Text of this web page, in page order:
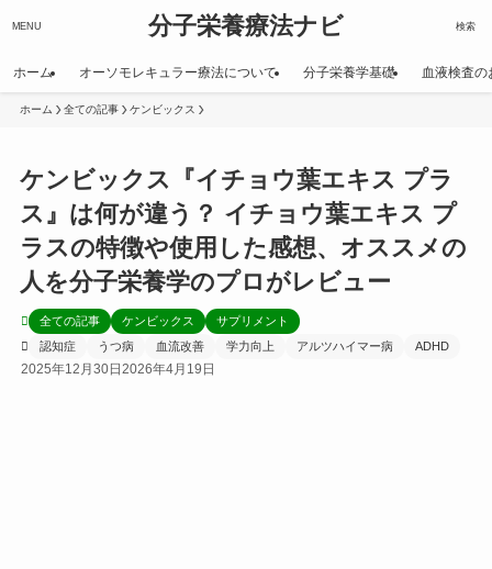
分子栄養療法ナビ 検索
MENU
ホーム オーソモレキュラー療法について 分子栄養学基礎 血液検査の
ホーム 全ての記事 ケンビックス
ケンビックス『イチョウ葉エキス プラ
ス』は何が違う？ イチョウ葉エキス プ
ラスの特徴や使用した感想、オススメの
人を分子栄養学のプロがレビュー
全ての記事 ケンビックス
サプリメント
認知症
うつ病 血流改善 学力向上 アルツハイマー病 ADHD
2025年12月30日 2026年4月19日